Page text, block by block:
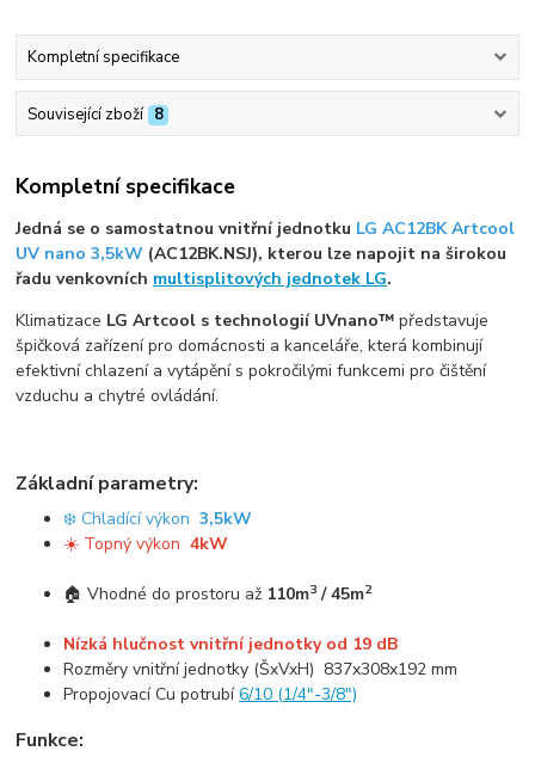
Kompletní specifikace
Související zboží 8
Kompletní specifikace
Jedná se o samostatnou vnitřní jednotku LG AC12BK Artcool
UV nano 3,5kW (AC12BK.NSJ), kterou lze napojit na širokou
řadu venkovních multisplitových jednotek LG.
Klimatizace LG Artcool s technologií UVnano™ představuje
špičková zařízení pro domácnosti a kanceláře, která kombinují
efektivní chlazení a vytápění s pokročilými funkcemi pro čištění
vzduchu a chytré ovládání.
Základní parametry:
❄️ Chladící výkon3,5kW
☀️ Topný výkon4kW
🏠 Vhodné do prostoru až 110m3 / 45m2
Nízká hlučnost vnitřní jednotky od 19 dB
Rozměry vnitřní jednotky (ŠxVxH) 837x308x192 mm
Propojovací Cu potrubí6/10 (1/4"-3/8")
Funkce: